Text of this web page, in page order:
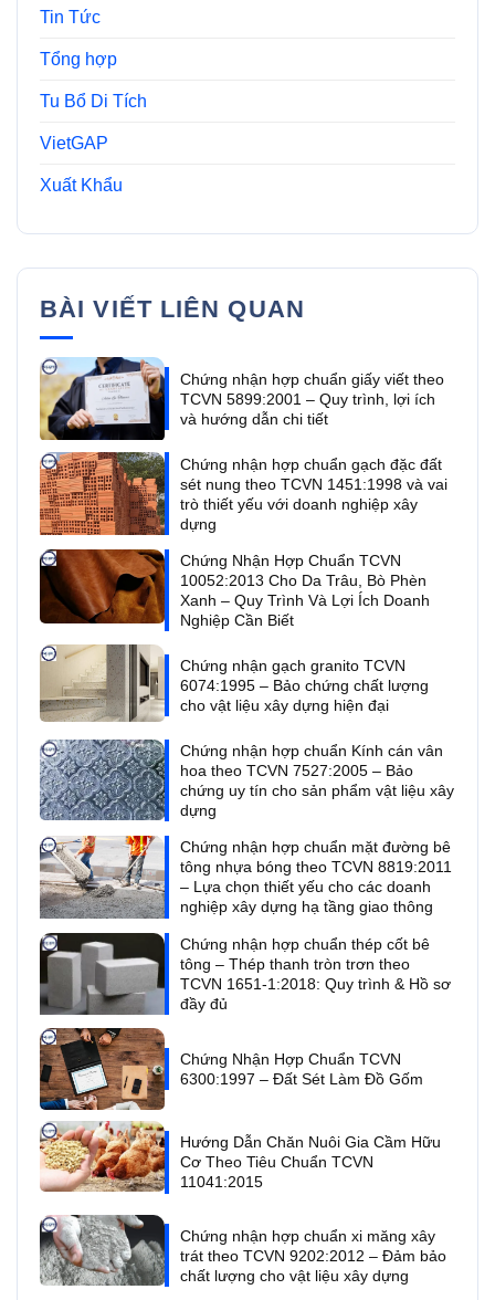
Tin Tức
Tổng hợp
Tu Bổ Di Tích
VietGAP
Xuất Khẩu
BÀI VIẾT LIÊN QUAN
Chứng nhận hợp chuẩn giấy viết theo
TCVN 5899:2001 – Quy trình, lợi ích
và hướng dẫn chi tiết
Chứng nhận hợp chuẩn gạch đặc đất
sét nung theo TCVN 1451:1998 và vai
trò thiết yếu với doanh nghiệp xây
dựng
Chứng Nhận Hợp Chuẩn TCVN
10052:2013 Cho Da Trâu, Bò Phèn
Xanh – Quy Trình Và Lợi Ích Doanh
Nghiệp Cần Biết
Chứng nhận gạch granito TCVN
6074:1995 – Bảo chứng chất lượng
cho vật liệu xây dựng hiện đại
Chứng nhận hợp chuẩn Kính cán vân
hoa theo TCVN 7527:2005 – Bảo
chứng uy tín cho sản phẩm vật liệu xây
dựng
Chứng nhận hợp chuẩn mặt đường bê
tông nhựa bóng theo TCVN 8819:2011
– Lựa chọn thiết yếu cho các doanh
nghiệp xây dựng hạ tầng giao thông
Chứng nhận hợp chuẩn thép cốt bê
tông – Thép thanh tròn trơn theo
TCVN 1651-1:2018: Quy trình & Hồ sơ
đầy đủ
Chứng Nhận Hợp Chuẩn TCVN
6300:1997 – Đất Sét Làm Đồ Gốm
Hướng Dẫn Chăn Nuôi Gia Cầm Hữu
Cơ Theo Tiêu Chuẩn TCVN
11041:2015
Chứng nhận hợp chuẩn xi măng xây
trát theo TCVN 9202:2012 – Đảm bảo
chất lượng cho vật liệu xây dựng